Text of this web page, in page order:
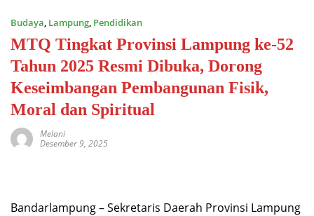
Budaya, Lampung, Pendidikan
MTQ Tingkat Provinsi Lampung ke-52
Tahun 2025 Resmi Dibuka, Dorong
Keseimbangan Pembangunan Fisik,
Moral dan Spiritual
Melani
Desember 9, 2025
Bandarlampung – Sekretaris Daerah Provinsi Lampung